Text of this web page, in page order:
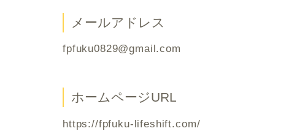
メールアドレス
fpfuku0829@gmail.com
ホームページURL
https://fpfuku-lifeshift.com/